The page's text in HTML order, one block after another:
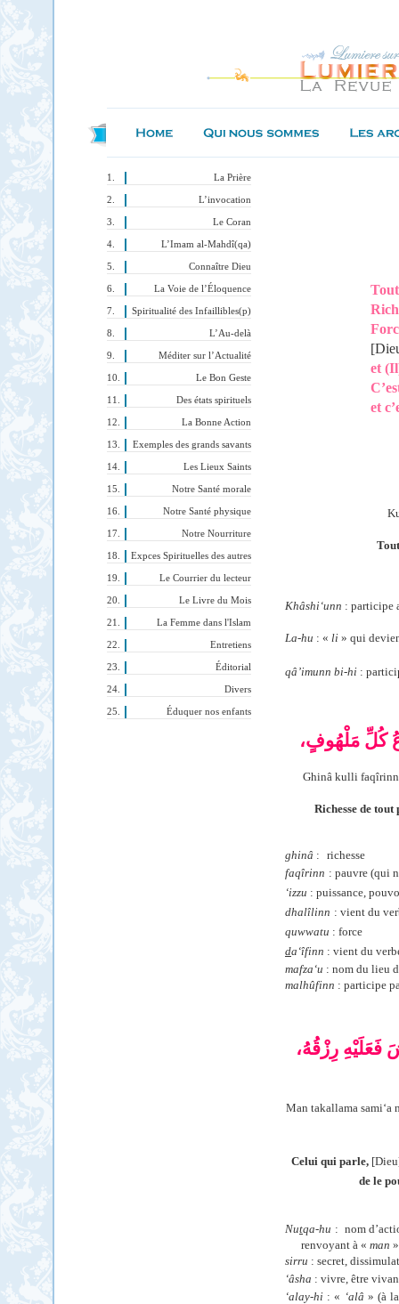
La Prière
L’invocation
Le Coran
L’Imam al-Mahdî(qa)
Connaître Dieu
La Voie de l’Éloquence
Spiritualité des Infaillibles(p)
L’Au-delà
Méditer sur l’Actualité
Le Bon Geste
Des états spirituels
La Bonne Action
Exemples des grands savants
Les Lieux Saints
Notre Santé morale
Notre Santé physique
Notre Nourriture
Expces Spirituelles des autres
Le Courrier du lecteur
Le Livre du Mois
La Femme dans l'Islam
Entretiens
Éditorial
Divers
Éduquer nos enfants
et
et
Khâshi‘unn : participe
La-hu : « li » qui
qâ’imunn bi-hi :
كُلِّ مَلْهُوفٍ،
Ghinâ kulli
Richesse de
ghinâ : richesse
faqîrinn : pauvre (qui
‘izzu : puissance,
dhalîlinn : vient du
quwwatu : force
da‘îfinn : vient du
mafza‘u : nom du lieu
malhûfinn : participe
رِزْقُهُ،
Man takallama sami‘a
Celui qui parle,
de le
Nutqa-hu : nom
renvoyant à « man »
sirru : secret,
‘âsha : vivre, être
‘alay-hi : « ‘alâ » (à